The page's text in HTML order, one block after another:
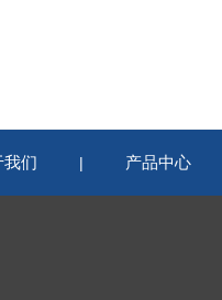
我们 | 产品中心